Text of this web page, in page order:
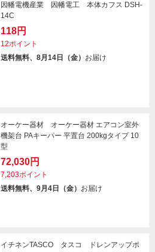
因幡電機産業 因幡電工 本体カフス DSH-
14C
118円
12ポイント
送料無料、8月14日（金） お届け
オーケー器材 オーケー器材 エアコン室外
機架台 PAキーパー 平置台 200kgタイプ 10
型
72,030円
7,203ポイント
送料無料、9月4日（金） お届け
イチネンTASCO タスコ ドレンアップポ